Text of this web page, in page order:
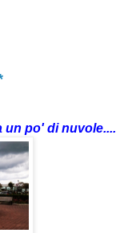
un po' di nuvole....